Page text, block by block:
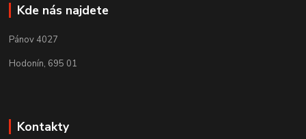
Kde nás najdete
Pánov 4027
Hodonín, 695 01
Kontakty